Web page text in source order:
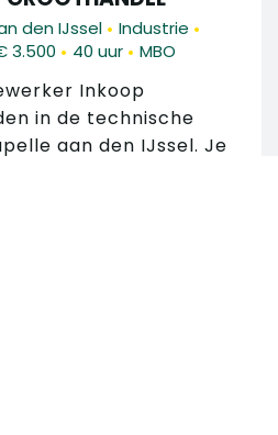
den IJssel • Industrie •
3.500 • 40 uur • MBO
Inkoop
in de technische
aan den IJssel. Je